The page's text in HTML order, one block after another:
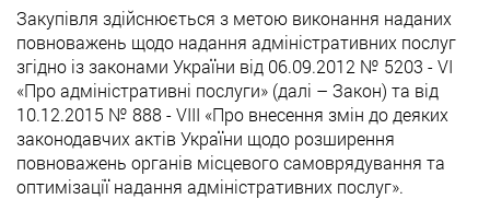
Закупівля здійснюється з метою виконання наданих
повноважень щодо надання адміністративних послуг
згідно із законами України від 06.09.2012 № 5203 - VI
«Про адміністративні послуги» (далі – Закон) та від
10.12.2015 № 888 - VIІІ «Про внесення змін до деяких
законодавчих актів України щодо розширення
повноважень органів місцевого самоврядування та
оптимізації надання адміністративних послуг».